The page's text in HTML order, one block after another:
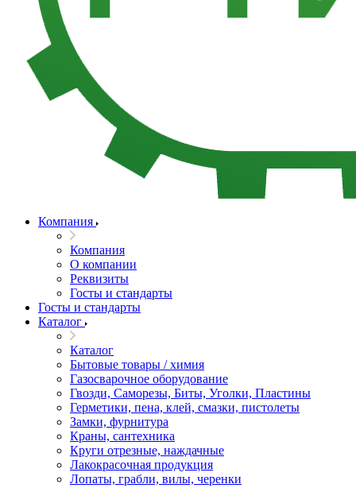
Компания
Компания
О компании
Реквизиты
Госты и стандарты
Госты и стандарты
Каталог
Каталог
Бытовые товары / химия
Газосварочное оборудование
Гвозди, Саморезы, Биты, Уголки, Пластины
Герметики, пена, клей, смазки, пистолеты
Замки, фурнитура
Краны, сантехника
Круги отрезные, наждачные
Лакокрасочная продукция
Лопаты, грабли, вилы, черенки